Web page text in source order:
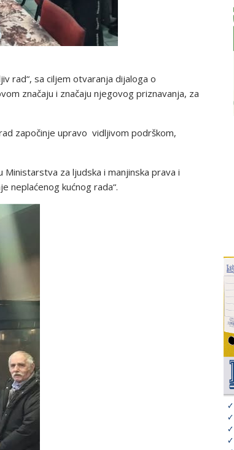
rad“, sa ciljem otvaranja dijaloga o
značaju i značaju njegovog priznavanja, za
započinje upravo vidljivom podrškom,
za ljudska i manjinska prava i
neplaćenog kućnog rada“.